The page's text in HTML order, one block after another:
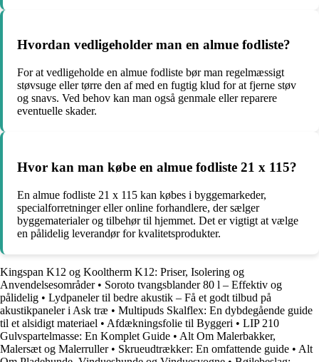
Hvordan vedligeholder man en almue fodliste?
For at vedligeholde en almue fodliste bør man regelmæssigt
støvsuge eller tørre den af med en fugtig klud for at fjerne støv
og snavs. Ved behov kan man også genmale eller reparere
eventuelle skader.
Hvor kan man købe en almue fodliste 21 x 115?
En almue fodliste 21 x 115 kan købes i byggemarkeder,
specialforretninger eller online forhandlere, der sælger
byggematerialer og tilbehør til hjemmet. Det er vigtigt at vælge
en pålidelig leverandør for kvalitetsprodukter.
Kingspan K12 og Kooltherm K12: Priser, Isolering og
Anvendelsesområder• Soroto tvangsblander 80 l – Effektiv og
pålidelig • Lydpaneler til bedre akustik – Få et godt tilbud på
akustikpaneler i Ask træ • Multipuds Skalflex: En dybdegående guide
til et alsidigt materiael • Afdækningsfolie til Byggeri • LIP 210
Gulvspartelmasse: En Komplet Guide • Alt Om Malerbakker,
Malersæt og Malerruller• Skrueudtrækker: En omfattende guide • Alt